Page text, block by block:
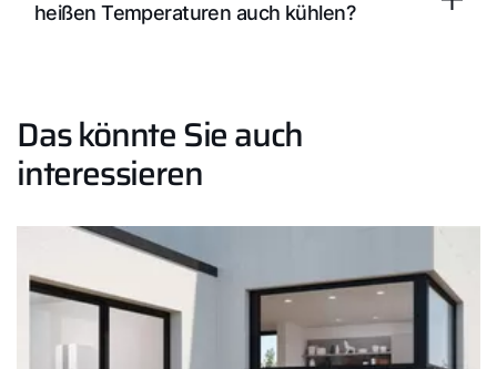
heißen Temperaturen auch kühlen?
Das könnte Sie auch
interessieren